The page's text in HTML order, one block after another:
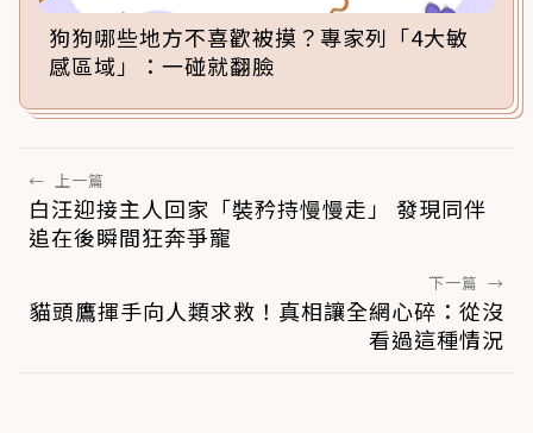
狗狗哪些地方不喜歡被摸？專家列「4大敏
感區域」：一碰就翻臉
← 上一篇
白汪迎接主人回家「裝矜持慢慢走」 發現同伴
追在後瞬間狂奔爭寵
下一篇 →
貓頭鷹揮手向人類求救！真相讓全網心碎：從沒
看過這種情況